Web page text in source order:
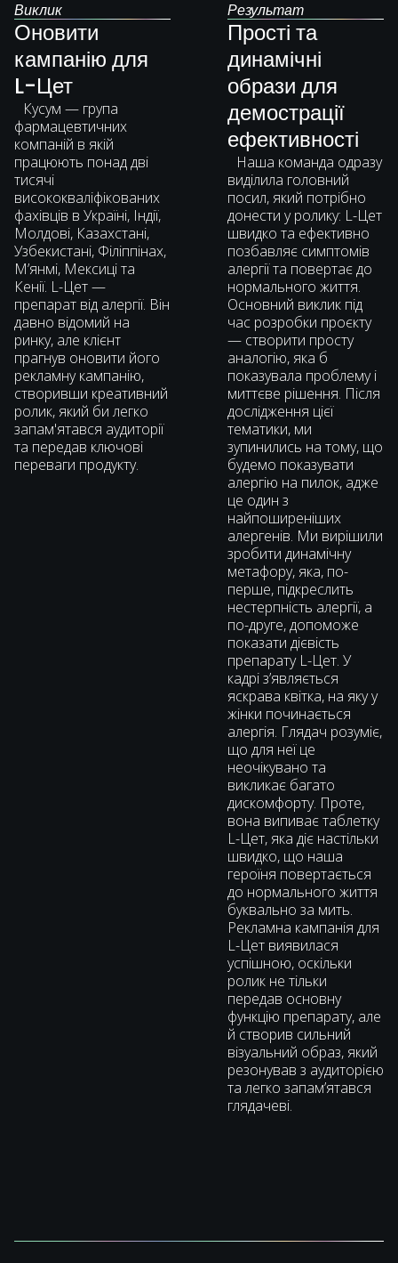
Виклик
Оновити
кампанію для
L-Цет
Кусум — група
фармацевтичних
компаній в якій
працюють понад дві
тисячі
висококваліфікованих
фахівців в Україні, Індії,
Молдові, Казахстані,
Узбекистані, Філіппінах,
М’янмі, Мексиці та
Кенії. L-Цет —
препарат від алергії. Він
давно відомий на
ринку, але клієнт
прагнув оновити його
рекламну кампанію,
створивши креативний
ролик, який би легко
запам'ятався аудиторії
та передав ключові
переваги продукту.
Результат
Прості та
динамічні
образи для
демострації
ефективності
Наша команда одразу
виділила головний
посил, який потрібно
донести у ролику: L-Цет
швидко та ефективно
позбавляє симптомів
алергії та повертає до
нормального життя.
Основний виклик під
час розробки проєкту
— створити просту
аналогію, яка б
показувала проблему і
миттєве рішення. Після
дослідження цієї
тематики, ми
зупинились на тому, що
будемо показувати
алергію на пилок, адже
це один з
найпоширеніших
алергенів. Ми вирішили
зробити динамічну
метафору, яка, по-
перше, підкреслить
нестерпність алергії, а
по-друге, допоможе
показати дієвість
препарату L-Цет. У
кадрі зʼявляється
яскрава квітка, на яку у
жінки починається
алергія. Глядач розуміє,
що для неї це
неочікувано та
викликає багато
дискомфорту. Проте,
вона випиває таблетку
L-Цет, яка діє настільки
швидко, що наша
героїня повертається
до нормального життя
буквально за мить.
Рекламна кампанія для
L-Цет виявилася
успішною, оскільки
ролик не тільки
передав основну
функцію препарату, але
й створив сильний
візуальний образ, який
резонував з аудиторією
та легко запамʼятався
глядачеві.